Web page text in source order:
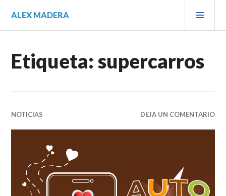
contenido.
ALEX MADERA
Etiqueta:supercarros
NOTICIAS DEJA UN COMENTARIO